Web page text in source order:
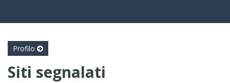
Profilo
Siti segnalati